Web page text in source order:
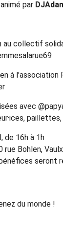
par
au collectif
à l'association
avec
de 16h à 1h
rue Bohlen,
seront
du monde !